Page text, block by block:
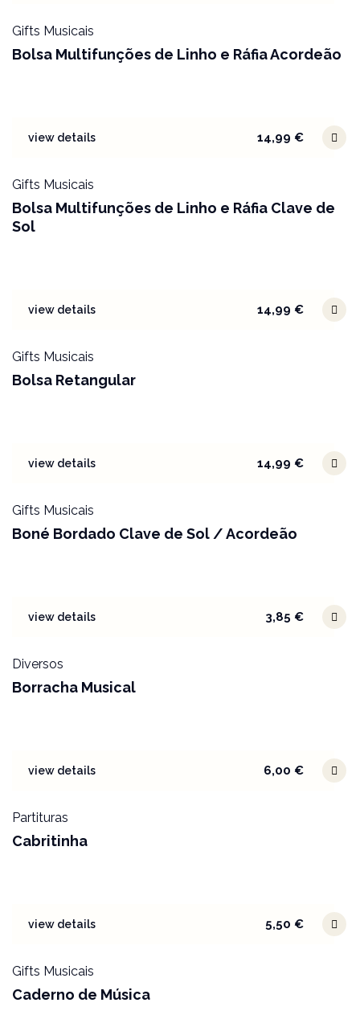
Gifts Musicais
Bolsa Multifunções de Linho e Ráfia Acordeão
view details 14,99 €
Gifts Musicais
Bolsa Multifunções de Linho e Ráfia Clave de
Sol
view details 14,99 €
Gifts Musicais
Bolsa Retangular
view details 14,99 €
Gifts Musicais
Boné Bordado Clave de Sol / Acordeão
view details 3,85 €
Diversos
Borracha Musical
view details 6,00 €
Partituras
Cabritinha
view details 5,50 €
Gifts Musicais
Caderno de Música